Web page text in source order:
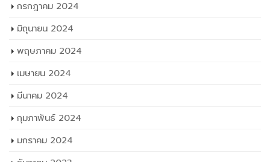
พฤศจิกายน 2024
ตุลาคม 2024
กันยายน 2024
สิงหาคม 2024
กรกฎาคม 2024
มิถุนายน 2024
พฤษภาคม 2024